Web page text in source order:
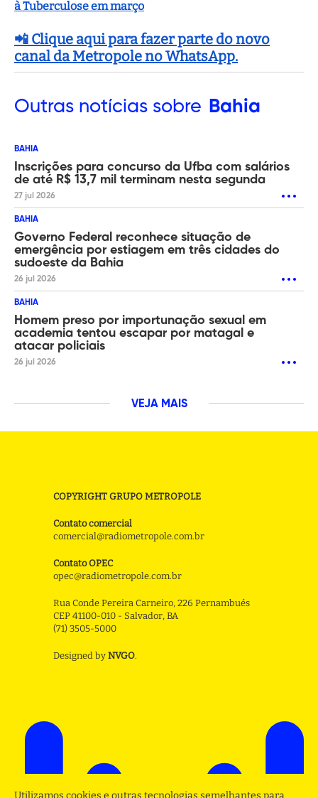
à Tuberculose em março
📲 Clique aqui para fazer parte do novo
canal da Metropole no WhatsApp.
Outras notícias sobre Bahia
BAHIA
Inscrições para concurso da Ufba com salários
de até R$ 13,7 mil terminam nesta segunda
27 jul 2026
BAHIA
Governo Federal reconhece situação de
emergência por estiagem em três cidades do
sudoeste da Bahia
26 jul 2026
BAHIA
Homem preso por importunação sexual em
academia tentou escapar por matagal e
atacar policiais
26 jul 2026
VEJA MAIS
COPYRIGHT GRUPO METROPOLE
Contato comercial
comercial@radiometropole.com.br
Contato OPEC
opec@radiometropole.com.br
Rua Conde Pereira Carneiro, 226 Pernambués
CEP 41100-010 - Salvador, BA
(71) 3505-5000
Designed by NVGO.
Utilizamos cookies e outras tecnologias semelhantes para